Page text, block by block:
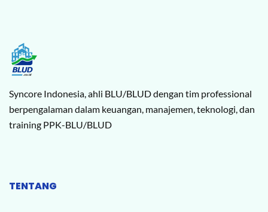
Syncore Indonesia, ahli BLU/BLUD dengan tim professional
berpengalaman dalam keuangan, manajemen, teknologi, dan
training PPK-BLU/BLUD
TENTANG